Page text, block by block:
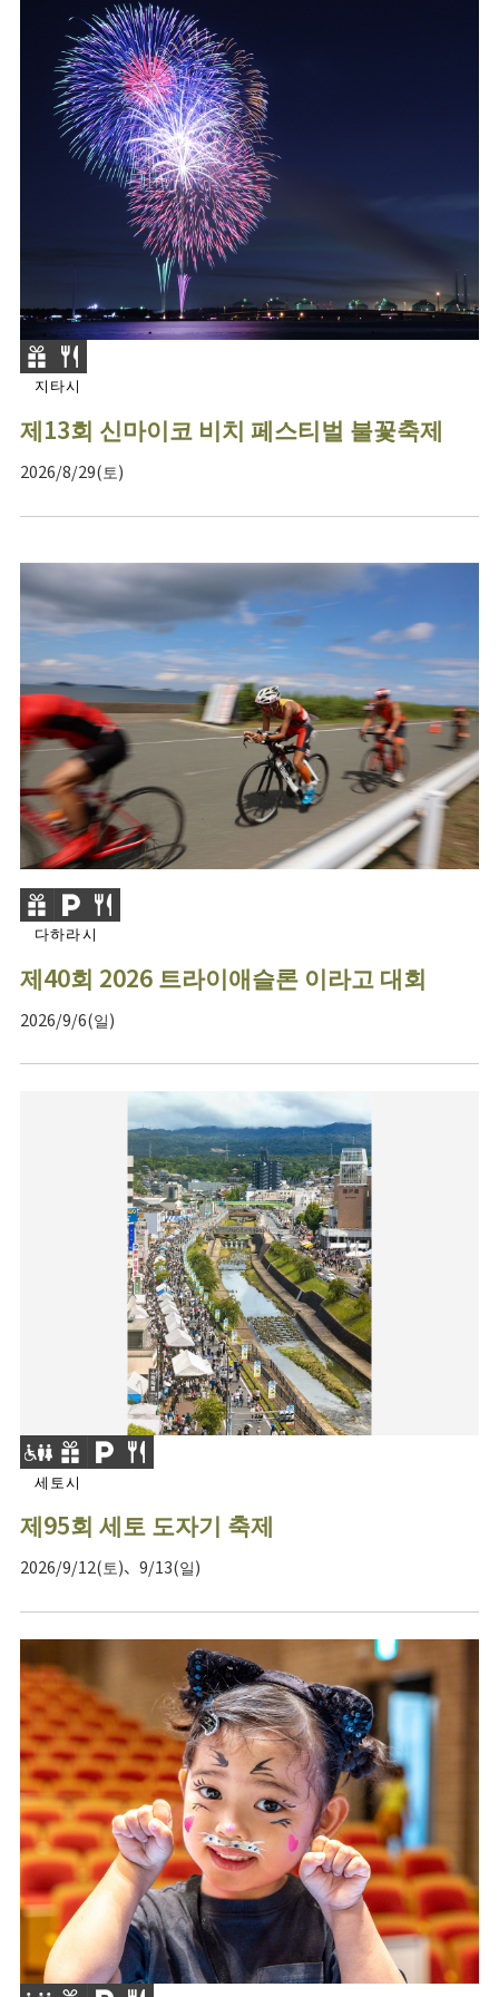
지타시
제13회 신마이코 비치 페스티벌 불꽃축제
2026/8/29(토)
다하라시
제40회 2026 트라이애슬론 이라고 대회
2026/9/6(일)
세토시
제95회 세토 도자기 축제
2026/9/12(토)、9/13(일)